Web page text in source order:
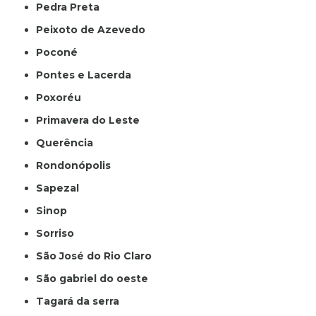
Pedra Preta
Peixoto de Azevedo
Poconé
Pontes e Lacerda
Poxoréu
Primavera do Leste
Querência
Rondonópolis
Sapezal
Sinop
Sorriso
São José do Rio Claro
São gabriel do oeste
Tagará da serra